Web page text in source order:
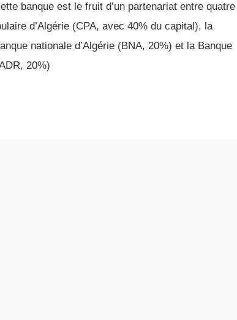
banque est le fruit d’un partenariat entre quatre
d’Algérie (CPA, avec 40% du capital), la
nationale d’Algérie (BNA, 20%) et la Banque
20%)